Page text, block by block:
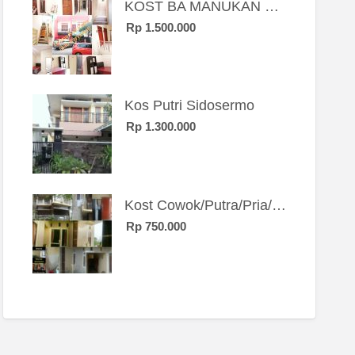
KOST BA MANUKAN SBY BRT
Rp 1.500.000
Kos Putri Sidosermo
Rp 1.300.000
Kost Cowok/Putra/Pria/Mahasiswa/Karyawan SIngle eksklusif bangunan baru
Rp 750.000